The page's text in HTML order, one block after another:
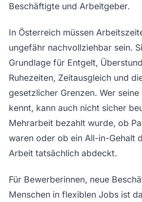
Beschäftigte und Arbeitgeber.
In Österreich müssen
ungefähr nachvollziehbar sein.
Grundlage für Entgelt,
Ruhezeiten, Zeitausgleich und
gesetzlicher Grenzen. Wer seine
kennt, kann auch nicht sicher
Mehrarbeit bezahlt wurde, ob
waren oder ob ein All-in-Gehalt
Arbeit tatsächlich abdeckt.
Für Bewerberinnen, neue
Menschen in flexiblen Jobs ist